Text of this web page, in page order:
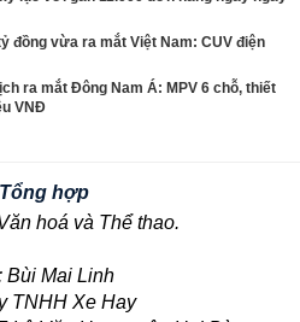
đồng vừa ra mắt Việt Nam: CUV điện
ra mắt Đông Nam Á: MPV 6 chỗ, thiết
VNĐ
hợp
hoá và Thể thao.
Bùi Mai Linh
TNHH Xe Hay